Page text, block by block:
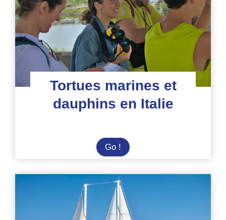
Tortues marines et
dauphins en Italie
Go ! Tortues
marines
et
dauphins
en
Italie